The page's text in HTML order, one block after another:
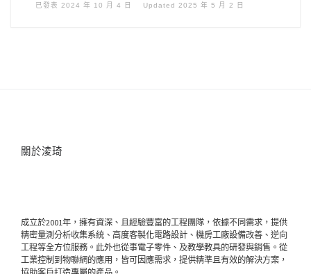
已發表 2024 年 10 月 4 日 Updated 2025 年 5 月 2 日
關於淩琦
成立於2001年，擁有資深、且經驗豐富的工程團隊，依據不同需求，提供
精密量測分析收集系統、高度客製化電路設計、機房工廠設備改善、逆向
工程等全方位服務。此外也從事電子零件、及教學教具的研發與銷售。從
工業控制到物聯網的應用，皆可因應需求，提供精準且有效的解決方案，